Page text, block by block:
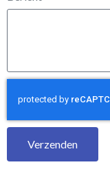
Verzenden